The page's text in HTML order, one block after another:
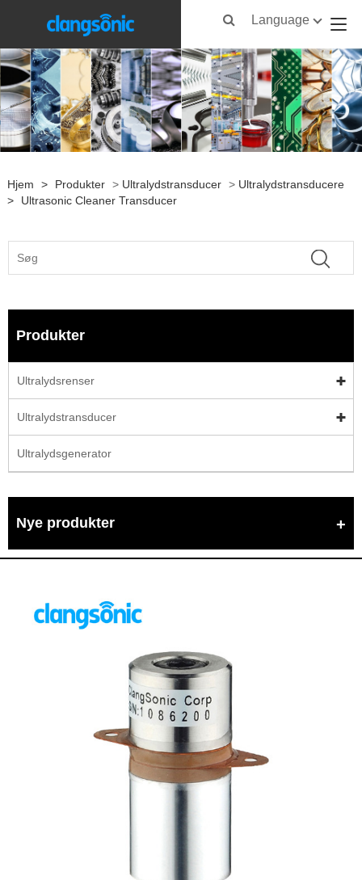
Language
Hjem > Produkter > Ultralydstransducer > Ultralydstransducere
>
Ultrasonic Cleaner Transducer
Produkter
Ultralydsrenser
Ultralydstransducer
Ultralydsgenerator
Nye produkter